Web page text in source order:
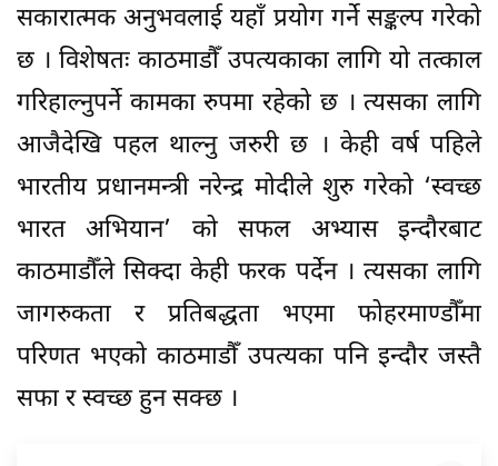
सकारात्मक अनुभवलाई यहाँ प्रयोग गर्ने सङ्कल्प गरेको
छ । विशेषतः काठमाडौँ उपत्यकाका लागि यो तत्काल
गरिहाल्नुपर्ने कामका रुपमा रहेको छ । त्यसका लागि
आजैदेखि पहल थाल्नु जरुरी छ । केही वर्ष पहिले
भारतीय प्रधानमन्त्री नरेन्द्र मोदीले शुरु गरेको ‘स्वच्छ
भारत अभियान’ को सफल अभ्यास इन्दौरबाट
काठमाडौँले सिक्दा केही फरक पर्देन । त्यसका लागि
जागरुकता र प्रतिबद्धता भएमा फोहरमाण्डौँमा
परिणत भएको काठमाडौँ उपत्यका पनि इन्दौर जस्तै
सफा र स्वच्छ हुन सक्छ ।